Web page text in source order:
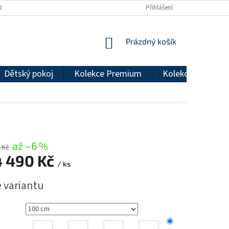
OCHRANY OSOBNÍCH ÚDAJŮ REKLAMAČNÍ ŘÁD
Přihlášení
NÁKUPNÍ
Prázdný košík
Dětský pokoj Kolekce Premium Kolekce
až –6 %
490 Kč / ks
variantu